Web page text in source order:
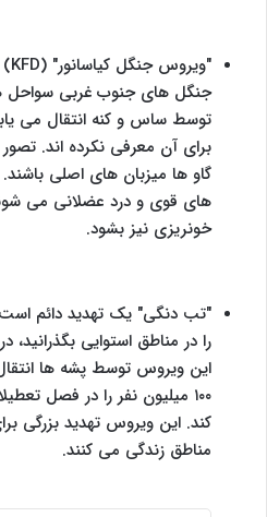
"ویروس جنگل کیاسانور" (KFD
جنگل های جنوب غربی
توسط ساس و کنه انتقال می
برای آن معرفی نکرده اند.
گاو ها میزبان های اصلی باشند.
های قوی و درد عضلانی می
خونریزی نیز بشود.
"تب دنگی" یک تهدید دائم
را در مناطق استوایی
۱۰۰ میلیون نفر را در فصل
کند. این ویروس تهدید بزرگی
مناطق زندگی می کنند.